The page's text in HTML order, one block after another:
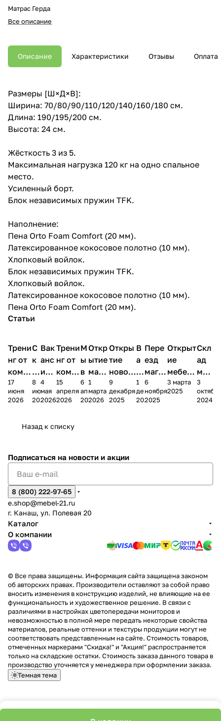
Матрас Герда
Все описание
Описание Характеристики Отзывы Оплата
Размеры [Ш×Д×В]:
Ширина: 70/80/90/110/120/140/160/180 см.
Длина: 190/195/200 см.
Высота: 24 см.
Жёсткость 3 из 5.
Максимальная нагрузка 120 кг на одно спальное
место.
Усиленный борт.
Блок независимых пружин TFK.
Наполнение:
Пена Orto Foam Comfort (20 мм).
Латексированное кокосовое полотно (10 мм).
Хлопковый войлок.
Блок независимых пружин TFK.
Хлопковый войлок.
Латексированное кокосовое полотно (10 мм).
Пена Orto Foam Comfort (20 мм).
Статьи
Трени
нг от
комп
ании
Мело
17
июня
2026
С
к
и
д
к
2
8
июня
2026
Вак
анс
ия в
Чеб
окс
4
мая
2026
Трени
нг от
комп
ании
Мело
15
апреля
2026
М
ы
в
М
А
6
апреля
2026
Откр
ытие
мага
зина
в
1
марта
2026
Откры
тие
новог
о
магаз
9
декабря
2025
В
а
к
а
н
1
декабря
2025
Пере
езд
магаз
ина в
г.
6
ноября
2025
Открыт
ие
мебель
ного
салона
3 марта
2025
Скл
ад
меб
ели
пер
3
2024
Назад к списку
Подписаться на новости и акции
8 (800) 222-97-65
e.shop@mebel-21.ru
г. Канаш, ул. Полевая 20
Каталог
О компании
© Все права защищены. Информация сайта защищена законом
об авторских правах. Производители оставляют за собой право
вносить изменения в конструкцию изделий, не влияющие на ее
функциональность и художественное решение. В связи с
различиями в настройках цветопередачи мониторов и
невозможностью в полной мере передать некоторые свойства
материалов, реальные оттенки и текстуры продукции могут не
соответствовать представленным на сайте. Стоимость товаров,
отмеченных маркерами "Скидка!" и "Акция!" распространяется
только на складские остатки. Стоимость заказа данного товара в
производство уточняется у менеджера при оформлении заказа.
Темная тема